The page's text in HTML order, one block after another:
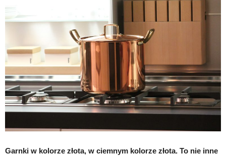
Garnki w kolorze złota, w ciemnym kolorze złota. To nie inne